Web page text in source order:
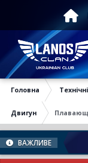
Головна
Двигун
ВАЖЛИВЕ